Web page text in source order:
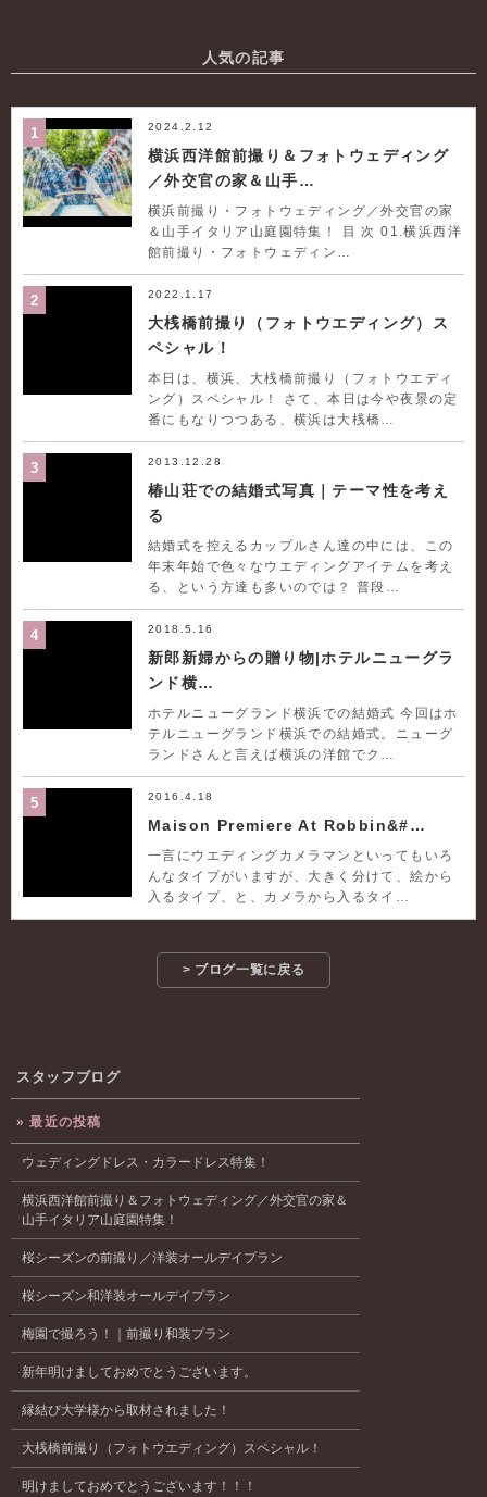
人気の記事
1 2024.2.12
横浜西洋館前撮り＆フォトウェディング
／外交官の家＆山手…
横浜前撮り・フォトウェディング／外交官の家
＆山手イタリア山庭園特集！ 目 次 01.横浜西洋
館前撮り・フォトウェディン…
2 2022.1.17
大桟橋前撮り（フォトウエディング）ス
ペシャル！
本日は、横浜、大桟橋前撮り（フォトウエディ
ング）スペシャル！ さて、本日は今や夜景の定
番にもなりつつある、横浜は大桟橋…
3 2013.12.28
椿山荘での結婚式写真｜テーマ性を考え
る
結婚式を控えるカップルさん達の中には、この
年末年始で色々なウエディングアイテムを考え
る、という方達も多いのでは？ 普段…
4 2018.5.16
新郎新婦からの贈り物|ホテルニューグラ
ンド横…
ホテルニューグランド横浜での結婚式 今回はホ
テルニューグランド横浜での結婚式。ニューグ
ランドさんと言えば横浜の洋館でク…
5 2016.4.18
Maison Premiere At Robbin&#…
一言にウエディングカメラマンといってもいろ
んなタイプがいますが、大きく分けて、絵から
入るタイプ、と、カメラから入るタイ…
> ブログ一覧に戻る
スタッフブログ
» 最近の投稿
ウェディングドレス・カラードレス特集！
横浜西洋館前撮り＆フォトウェディング／外交官の家＆
山手イタリア山庭園特集！
桜シーズンの前撮り／洋装オールデイプラン
桜シーズン和洋装オールデイプラン
梅園で撮ろう！｜前撮り和装プラン
新年明けましておめでとうございます。
縁結び大学様から取材されました！
大桟橋前撮り（フォトウエディング）スペシャル！
明けましておめでとうございます！！！